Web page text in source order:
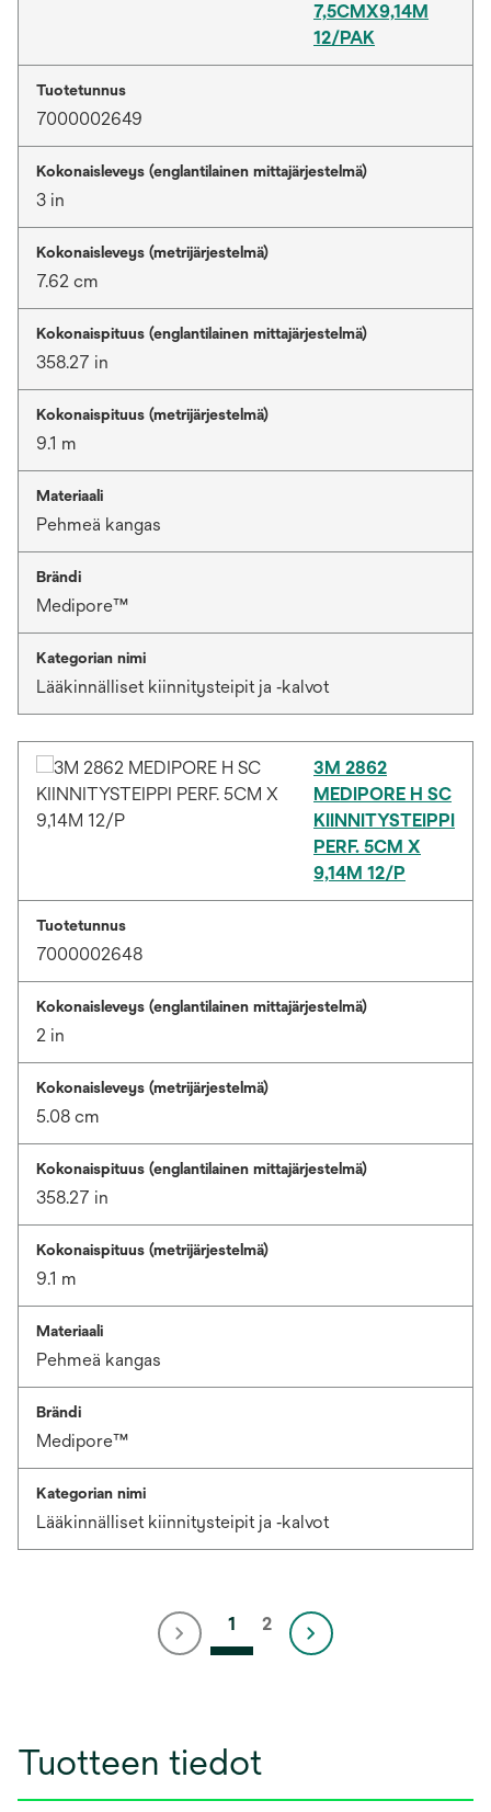
7,5CMX9,14M
12/PAK
Tuotetunnus
7000002649
Kokonaisleveys (englantilainen mittajärjestelmä)
3 in
Kokonaisleveys (metrijärjestelmä)
7.62 cm
Kokonaispituus (englantilainen mittajärjestelmä)
358.27 in
Kokonaispituus (metrijärjestelmä)
9.1 m
Materiaali
Pehmeä kangas
Brändi
Medipore™
Kategorian nimi
Lääkinnälliset kiinnitysteipit ja ‑kalvot
3M 2862
MEDIPORE H SC
KIINNITYSTEIPPI
PERF. 5CM X
9,14M 12/P
Tuotetunnus
7000002648
Kokonaisleveys (englantilainen mittajärjestelmä)
2 in
Kokonaisleveys (metrijärjestelmä)
5.08 cm
Kokonaispituus (englantilainen mittajärjestelmä)
358.27 in
Kokonaispituus (metrijärjestelmä)
9.1 m
Materiaali
Pehmeä kangas
Brändi
Medipore™
Kategorian nimi
Lääkinnälliset kiinnitysteipit ja ‑kalvot
1 2
Tuotteen tiedot